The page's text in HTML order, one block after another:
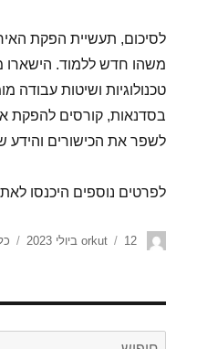
לסיכום, תעשיית הפקת
משהו חדש ללמוד. הישארו
טכנולוגיות ושיטות
בסדנאות, קורסים להפקת
לשפר את הכישורים והידע
לפרטים נוספים היכנסו
orkut 12 ביולי 2023